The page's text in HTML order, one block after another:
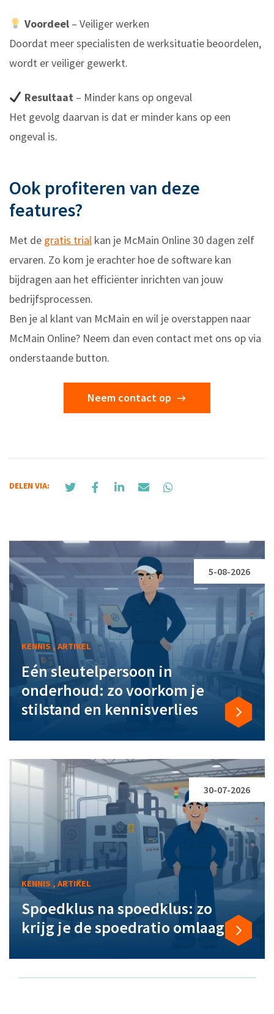
Voordeel– Veiliger werken
Doordat meer specialisten de werksituatie beoordelen,
wordt er veiliger gewerkt.
Resultaat– Minder kans op ongeval
Het gevolg daarvan is dat er minder kans op een
ongeval is.
Ook profiteren van deze
features?
Met de gratis trial kan je McMain Online 30 dagen zelf
ervaren. Zo kom je erachter hoe de software kan
bijdragen aan het efficiënter inrichten van jouw
bedrijfsprocessen.
Ben je al klant van McMain en wil je overstappen naar
McMain Online? Neem dan even contact met ons op via
onderstaande button.
Neem contact op
DELEN VIA:
KENNIS , ARTIKEL
Eén sleutelpersoon in
onderhoud: zo voorkom je
stilstand en kennisverlies
5-08-2026
KENNIS , ARTIKEL
Spoedklus na spoedklus: zo
krijg je de spoedratio omlaag
30-07-2026